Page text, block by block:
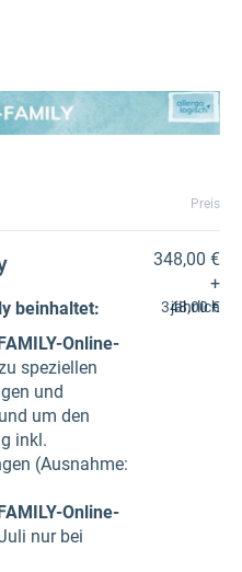
Preis
beinhaltet:
Online-
speziellen
und
um den
inkl.
(Ausnahme:
Online-
nur bei
348,00 €
+
348,00 €
jährlich